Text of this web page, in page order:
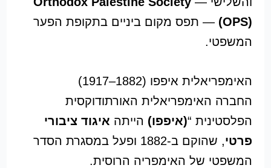
(OPS) — תפס מקום ביניים בתקופת הפער
המשפטי.
האימפריאלית איפפו (1882–1917)
החברה האימפריאלית האורתודוקסית
הפלסטינית “(איפפו) הייתה איגוד ציבורי
פרטי
, שהוקם ב-1882 ופעל במסגרת הסדר
המשפטי של האימפריה הרוסית.